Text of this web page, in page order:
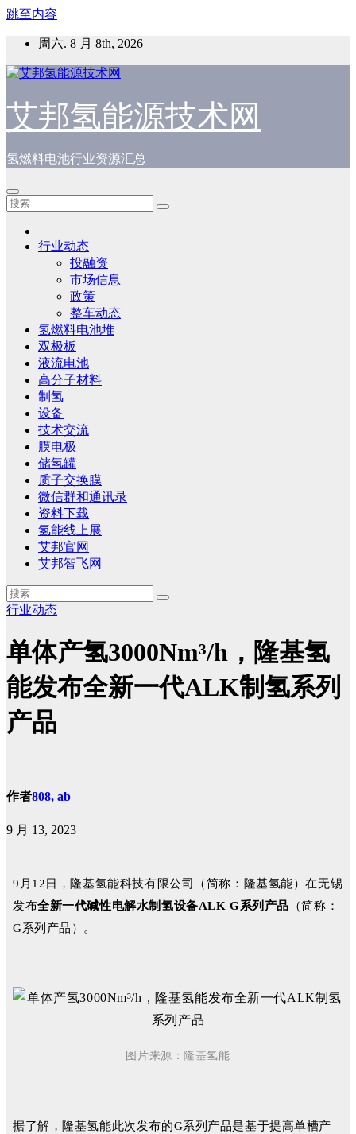
跳至内容
周六. 8 月 8th, 2026
艾邦氢能源技术网
氢燃料电池行业资源汇总
行业动态
投融资
市场信息
政策
整车动态
氢燃料电池堆
双极板
液流电池
高分子材料
制氢
设备
技术交流
膜电极
储氢罐
质子交换膜
微信群和通讯录
资料下载
氢能线上展
艾邦官网
艾邦智飞网
行业动态
单体产氢3000Nm³/h，隆基氢
能发布全新一代ALK制氢系列
产品
作者808, ab
9 月 13, 2023
9月12日，隆基氢能科技有限公司（简称：隆基氢能）在无锡
发布全新一代碱性电解水制氢设备ALK G系列产品 （简称：
G系列产品）。
图片来源：隆基氢能
据了解，隆基氢能此次发布的G系列产品是基于提高单槽产